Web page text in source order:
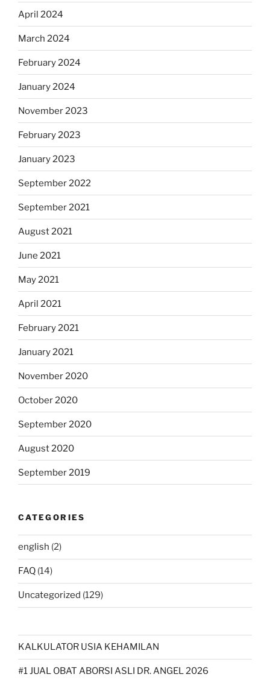
April 2024
March 2024
February 2024
January 2024
November 2023
February 2023
January 2023
September 2022
September 2021
August 2021
June 2021
May 2021
April 2021
February 2021
January 2021
November 2020
October 2020
September 2020
August 2020
September 2019
CATEGORIES
english (2)
FAQ (14)
Uncategorized (129)
KALKULATOR USIA KEHAMILAN
#1 JUAL OBAT ABORSI ASLI DR. ANGEL 2026